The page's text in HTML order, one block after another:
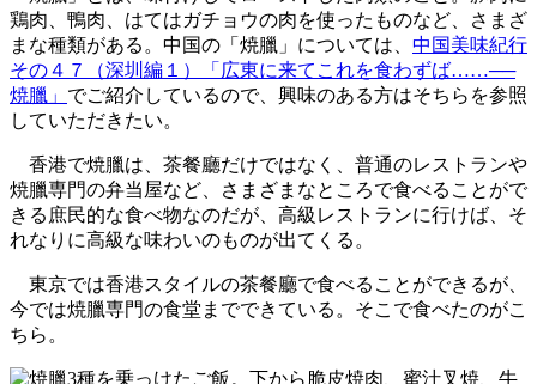
鶏肉、鴨肉、はてはガチョウの肉を使ったものなど、さまざ
まな種類がある。中国の「焼臘」については、 中国美味紀行
その４７（深圳編１）「広東に来てこれを食わずば……──
焼臘」 でご紹介しているので、興味のある方はそちらを参照
していただきたい。
香港で焼臘は、茶餐廳だけではなく、普通のレストランや
焼臘専門の弁当屋など、さまざまなところで食べることがで
きる庶民的な食べ物なのだが、高級レストランに行けば、そ
れなりに高級な味わいのものが出てくる。
東京では香港スタイルの茶餐廳で食べることができるが、
今では焼臘専門の食堂までできている。そこで食べたのがこ
ちら。